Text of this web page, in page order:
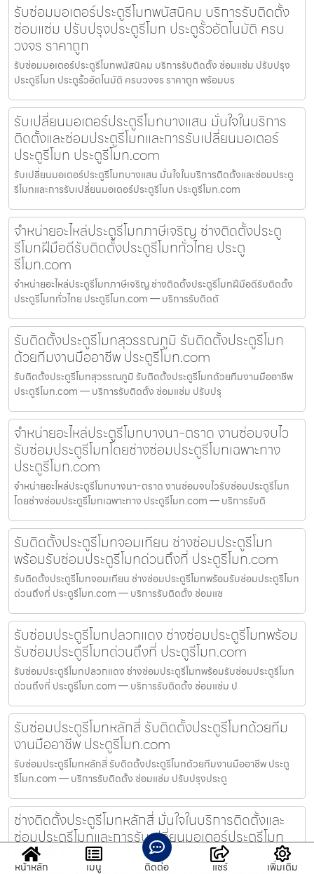
รับซ่อมมอเตอร์ประตูรีโมทพนัสนิคม บริการรับติดตั้ง
ซ่อมแซ่ม ปรับปรุงประตูรีโมท ประตูรั้วอัตโนมัติ ครบ
วงจร ราคาถูก
รับซ่อมมอเตอร์ประตูรีโมทพนัสนิคม บริการรับติดตั้ง ซ่อมแซ่ม ปรับปรุง
ประตูรีโมท ประตูรั้วอัตโนมัติ ครบวงจร ราคาถูก พร้อมบร
รับเปลี่ยนมอเตอร์ประตูรีโมทบางแสน มั่นใจในบริการ
ติดตั้งและซ่อมประตูรีโมทและการรับเปลี่ยนมอเตอร์
ประตูรีโมท ประตูรีโมท.com
รับเปลี่ยนมอเตอร์ประตูรีโมทบางแสน มั่นใจในบริการติดตั้งและซ่อมประตู
รีโมทและการรับเปลี่ยนมอเตอร์ประตูรีโมท ประตูรีโมท.com
จำหน่ายอะไหล่ประตูรีโมทภาษีเจริญ ช่างติดตั้งประตู
รีโมทฝีมือดีรับติดตั้งประตูรีโมททั่วไทย ประตู
รีโมท.com
จำหน่ายอะไหล่ประตูรีโมทภาษีเจริญ ช่างติดตั้งประตูรีโมทฝีมือดีรับติดตั้ง
ประตูรีโมททั่วไทย ประตูรีโมท.com — บริการรับติดตั
รับติดตั้งประตูรีโมทสุวรรณภูมิ รับติดตั้งประตูรีโมท
ด้วยทีมงานมืออาชีพ ประตูรีโมท.com
รับติดตั้งประตูรีโมทสุวรรณภูมิ รับติดตั้งประตูรีโมทด้วยทีมงานมืออาชีพ
ประตูรีโมท.com — บริการรับติดตั้ง ซ่อมแซ่ม ปรับปรุ
จำหน่ายอะไหล่ประตูรีโมทบางนา-ตราด งานซ่อมจบไว
รับซ่อมประตูรีโมทโดยช่างซ่อมประตูรีโมทเฉพาะทาง
ประตูรีโมท.com
จำหน่ายอะไหล่ประตูรีโมทบางนา-ตราด งานซ่อมจบไวรับซ่อมประตูรีโมท
โดยช่างซ่อมประตูรีโมทเฉพาะทาง ประตูรีโมท.com — บริการรับติ
รับติดตั้งประตูรีโมทจอมเทียน ช่างซ่อมประตูรีโมท
พร้อมรับซ่อมประตูรีโมทด่วนถึงที่ ประตูรีโมท.com
รับติดตั้งประตูรีโมทจอมเทียน ช่างซ่อมประตูรีโมทพร้อมรับซ่อมประตูรีโมท
ด่วนถึงที่ ประตูรีโมท.com — บริการรับติดตั้ง ซ่อมแซ
รับซ่อมประตูรีโมทปลวกแดง ช่างซ่อมประตูรีโมทพร้อม
รับซ่อมประตูรีโมทด่วนถึงที่ ประตูรีโมท.com
รับซ่อมประตูรีโมทปลวกแดง ช่างซ่อมประตูรีโมทพร้อมรับซ่อมประตูรีโมท
ด่วนถึงที่ ประตูรีโมท.com — บริการรับติดตั้ง ซ่อมแซ่ม ป
รับซ่อมประตูรีโมทหลักสี่ รับติดตั้งประตูรีโมทด้วยทีม
งานมืออาชีพ ประตูรีโมท.com
รับซ่อมประตูรีโมทหลักสี่ รับติดตั้งประตูรีโมทด้วยทีมงานมืออาชีพ ประตู
รีโมท.com — บริการรับติดตั้ง ซ่อมแซ่ม ปรับปรุงประตู
ช่างติดตั้งประตูรีโมทหลักสี่ มั่นใจในบริการติดตั้งและ
ซ่อมประตูรีโมทและการรับเปลี่ยนมอเตอร์ประตูรีโมท
ประตูรีโมท.com
หน้าหลัก เมนู ติดต่อ แชร์ เพิ่มเติม